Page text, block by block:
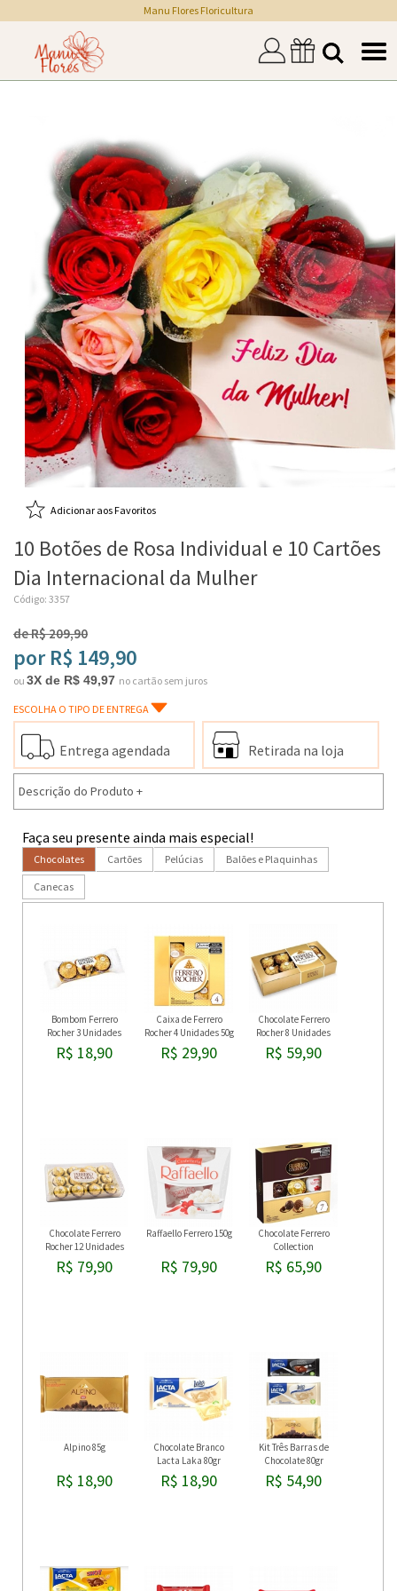
Manu Flores Floricultura
Adicionar aos Favoritos
10 Botões de Rosa Individual e 10 Cartões
Dia Internacional da Mulher
Código: 3357
de R$ 209,90
por R$ 149,90
ou 3X de R$ 49,97 no cartão sem juros
ESCOLHA O TIPO DE ENTREGA
Entrega agendada Retirada na loja
Descrição do Produto +
Faça seu presente ainda mais especial!
Chocolates Cartões Pelúcias Balões e Plaquinhas
Canecas
Bombom Ferrero
Rocher 3 Unidades
R$ 18,90
Caixa de Ferrero
Rocher 4 Unidades 50g
R$ 29,90
Chocolate Ferrero
Rocher 8 Unidades
R$ 59,90
Chocolate Ferrero
Rocher 12 Unidades
R$ 79,90
Raffaello Ferrero 150g
R$ 79,90
Chocolate Ferrero
Collection
R$ 65,90
Alpino 85g
R$ 18,90
Chocolate Branco
Lacta Laka 80gr
R$ 18,90
Kit Três Barras de
Chocolate 80gr
R$ 54,90